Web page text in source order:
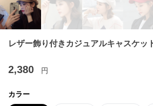
レザー飾り付きカジュアルキャスケッ
2,380 円
カラー